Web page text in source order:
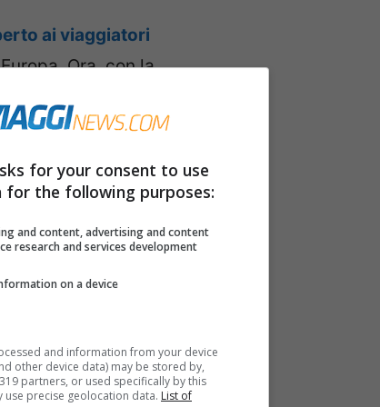
ai viaggiatori
Ora, con la
tornano le restrizioni.
ai propri cittadini
insieme a molti
Natale. Un altro colpo
faticosamente
rischio molto alto di
inclusi molti altri Paesi
for your consent to use
for the following purposes:
and content, advertising and content
research and services development
on a device
and information from your device
other device data) may be stored by,
partners, or used specifically by this
use precise geolocation data. List of